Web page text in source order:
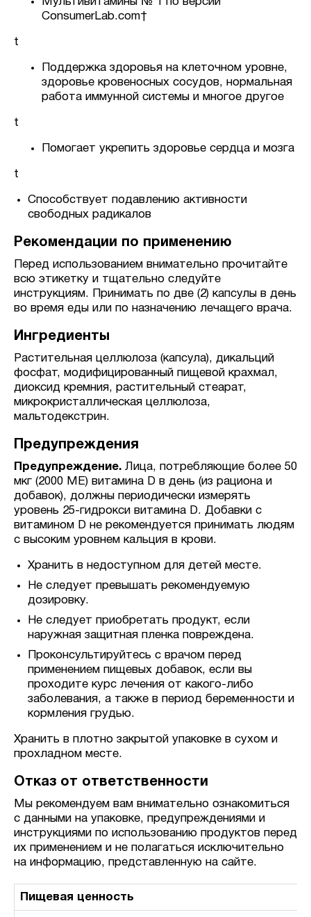
ConsumerLab.com†
t
Поддержка здоровья на клеточном уровне,
здоровье кровеносных сосудов, нормальная
работа иммунной системы и многое другое
t
Помогает укрепить здоровье сердца и мозга
t
Способствует подавлению активности
свободных радикалов
Рекомендации по применению
Перед использованием внимательно прочитайте
всю этикетку и тщательно следуйте
инструкциям. Принимать по две (2) капсулы в день
во время еды или по назначению лечащего врача.
Ингредиенты
Растительная целлюлоза (капсула), дикальций
фосфат, модифицированный пищевой крахмал,
диоксид кремния, растительный стеарат,
микрокристаллическая целлюлоза,
мальтодекстрин.
Предупреждения
Предупреждение. Лица, потребляющие более 50
мкг (2000 МЕ) витамина D в день (из рациона и
добавок), должны периодически измерять
уровень 25-гидрокси витамина D. Добавки с
витамином D не рекомендуется принимать людям
с высоким уровнем кальция в крови.
Хранить в недоступном для детей месте.
Не следует превышать рекомендуемую
дозировку.
Не следует приобретать продукт, если
наружная защитная пленка повреждена.
Проконсультируйтесь с врачом перед
применением пищевых добавок, если вы
проходите курс лечения от какого-либо
заболевания, а также в период беременности и
кормления грудью.
Хранить в плотно закрытой упаковке в сухом и
прохладном месте.
Отказ от ответственности
Мы рекомендуем вам внимательно ознакомиться
с данными на упаковке, предупреждениями и
инструкциями по использованию продуктов перед
их применением и не полагаться исключительно
на информацию, представленную на сайте.
Пищевая ценность